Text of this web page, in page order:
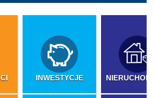
INWESTYCJE